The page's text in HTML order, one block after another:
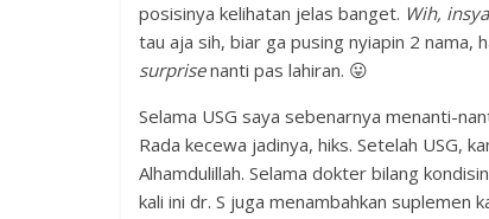
posisinya kelihatan jelas banget. Wih,
tau aja sih, biar ga pusing nyiapin 2 nama,
surprisenanti pas lahiran. 😛
Selama USG saya sebenarnya menanti-
Rada kecewa jadinya, hiks. Setelah USG,
Alhamdulillah. Selama dokter bilang
kali ini dr. S juga menambahkan suplemen